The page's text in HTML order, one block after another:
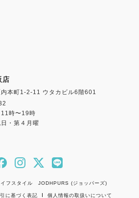
店
内本町1-2-11 ウタカビル6階601
時〜19時
・第４月曜
イフスタイル JODHPURS (ジョッパーズ)
に基づく表記 個人情報の取扱いについて